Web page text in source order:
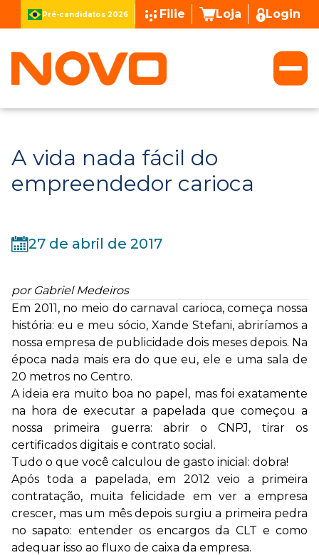
Pré-candidatos 2026 Filie Loja Login
A vida nada fácil do
empreendedor carioca
27 de abril de 2017
por Gabriel Medeiros
Em 2011, no meio do carnaval carioca, começa nossa
história: eu e meu sócio, Xande Stefani, abriríamos a
nossa empresa de publicidade dois meses depois. Na
época nada mais era do que eu, ele e uma sala de
20 metros no Centro.
A ideia era muito boa no papel, mas foi exatamente
na hora de executar a papelada que começou a
nossa primeira guerra: abrir o CNPJ, tirar os
certificados digitais e contrato social.
Tudo o que você calculou de gasto inicial: dobra!
Após toda a papelada, em 2012 veio a primeira
contratação, muita felicidade em ver a empresa
crescer, mas um mês depois surgiu a primeira pedra
no sapato: entender os encargos da CLT e como
adequar isso ao fluxo de caixa da empresa.